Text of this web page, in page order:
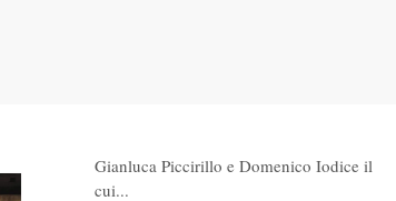
Gianluca Piccirillo e Domenico Iodice il
cui...